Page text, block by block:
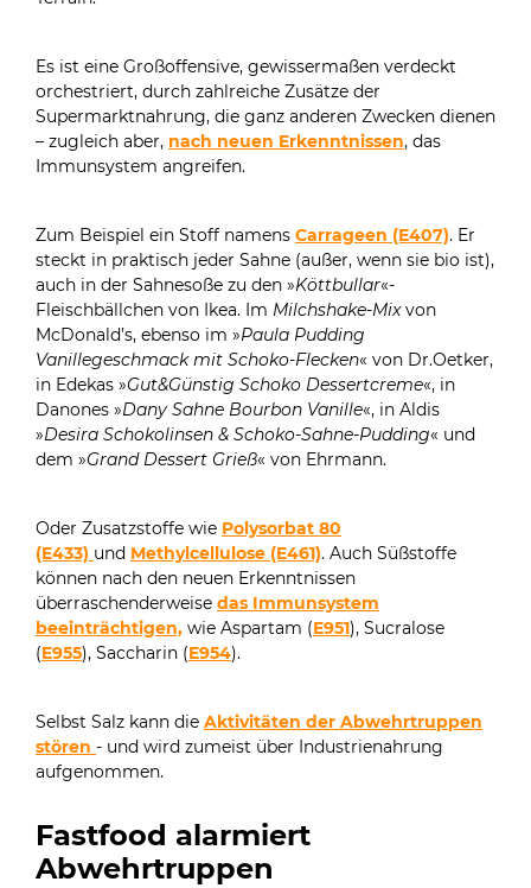
Es ist eine Großoffensive, gewissermaßen verdeckt
orchestriert, durch zahlreiche Zusätze der
Supermarktnahrung, die ganz anderen Zwecken dienen
– zugleich aber, nach neuen Erkenntnissen, das
Immunsystem angreifen.
Zum Beispiel ein Stoff namens Carrageen (E407). Er
steckt in praktisch jeder Sahne (außer, wenn sie bio ist),
auch in der Sahnesoße zu den »Köttbullar«-
Fleischbällchen von Ikea. Im Milchshake-Mixvon
McDonald’s, ebenso im »Paula Pudding
Vanillegeschmack mit Schoko-Flecken« von Dr.Oetker,
in Edekas »Gut&Günstig Schoko Dessertcreme«, in
Danones »Dany Sahne Bourbon Vanille«, in Aldis
»Desira Schokolinsen & Schoko-Sahne-Pudding« und
dem »Grand Dessert Grieß« von Ehrmann.
Oder Zusatzstoffe wie Polysorbat 80
(E433) und Methylcellulose (E461). Auch Süßstoffe
können nach den neuen Erkenntnissen
überraschenderweise das Immunsystem
beeinträchtigen, wie Aspartam (E951), Sucralose
(E955), Saccharin (E954).
Selbst Salz kann die Aktivitäten der Abwehrtruppen
stören - und wird zumeist über Industrienahrung
aufgenommen.
Fastfood alarmiert
Abwehrtruppen